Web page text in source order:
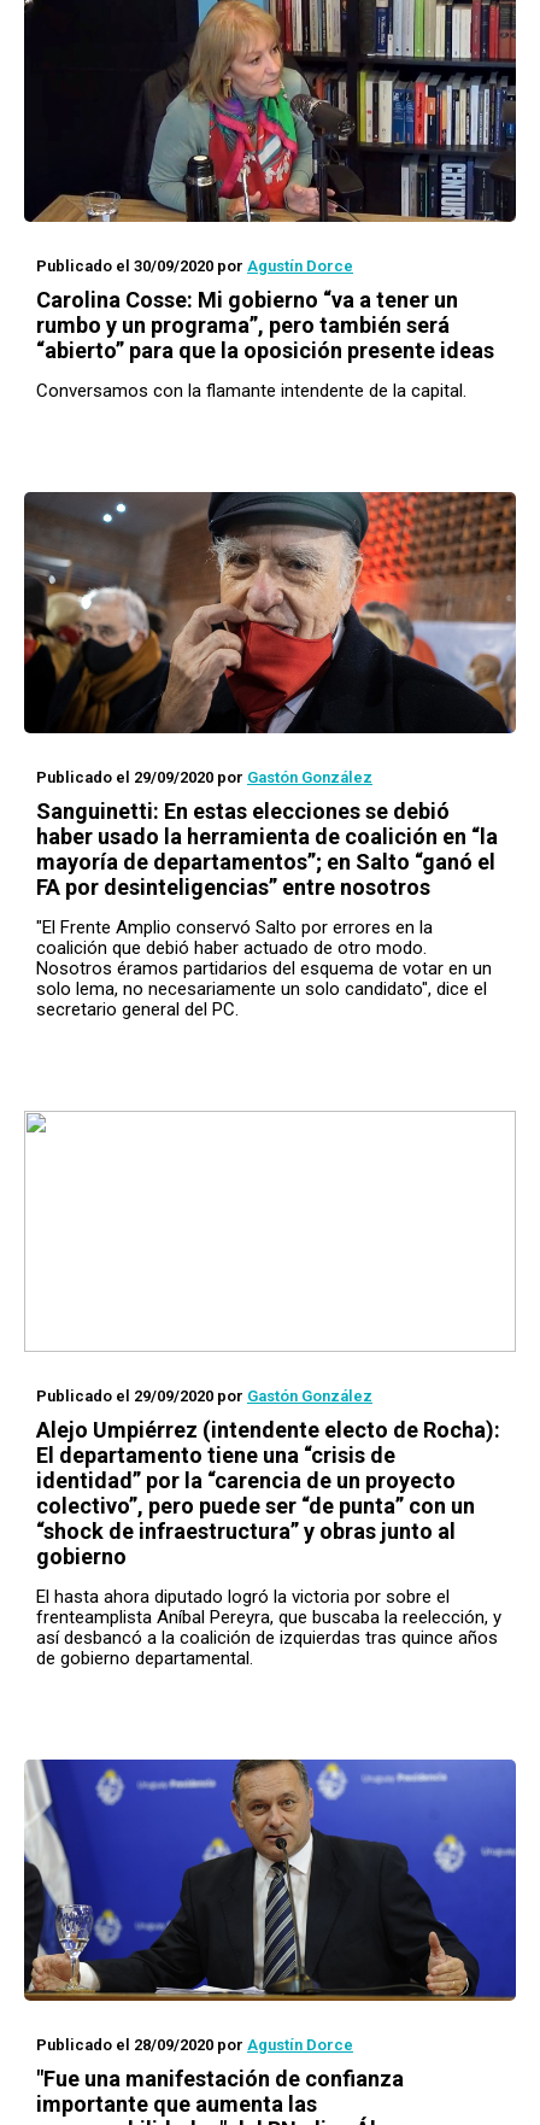
Publicado el 30/09/2020 por Agustín Dorce
Carolina Cosse: Mi gobierno “va a tener un
rumbo y un programa”, pero también será
“abierto” para que la oposición presente ideas
Conversamos con la flamante intendente de la capital.
Publicado el 29/09/2020 por Gastón González
Sanguinetti: En estas elecciones se debió
haber usado la herramienta de coalición en “la
mayoría de departamentos”; en Salto “ganó el
FA por desinteligencias” entre nosotros
"El Frente Amplio conservó Salto por errores en la
coalición que debió haber actuado de otro modo.
Nosotros éramos partidarios del esquema de votar en un
solo lema, no necesariamente un solo candidato", dice el
secretario general del PC.
Publicado el 29/09/2020 por Gastón González
Alejo Umpiérrez (intendente electo de Rocha):
El departamento tiene una “crisis de
identidad” por la “carencia de un proyecto
colectivo”, pero puede ser “de punta” con un
“shock de infraestructura” y obras junto al
gobierno
El hasta ahora diputado logró la victoria por sobre el
frenteamplista Aníbal Pereyra, que buscaba la reelección, y
así desbancó a la coalición de izquierdas tras quince años
de gobierno departamental.
Publicado el 28/09/2020 por Agustín Dorce
"Fue una manifestación de confianza
importante que aumenta las